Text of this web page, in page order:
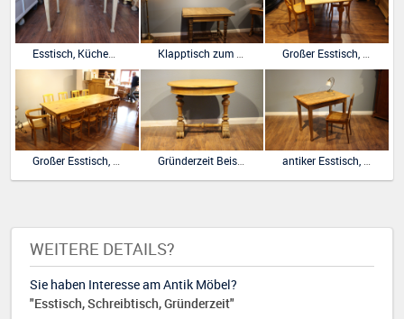
Großer Esstisch, Gesindetisch, Jugendstilnachbau Gründerzeit Beistelltisch, oval antiker Esstisch, Küchentisch, Kneipentisch Jugendstil Buche gelaugt
WEITERE DETAILS?
Sie haben Interesse am Antik Möbel?
"Esstisch, Schreibtisch, Gründerzeit"